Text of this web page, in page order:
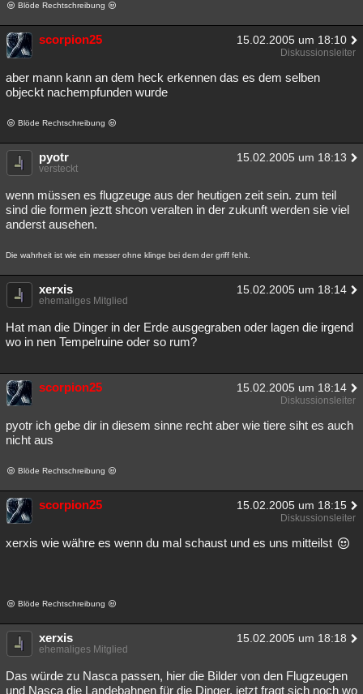
Blöde Rechtschreibung
scorpion25 15.02.2005 um 18:10
Diskussionsleiter
aber mann kann an dem heck erkennen das es dem selben
objeckt nachempfunden wurde
Blöde Rechtschreibung
pyotr 15.02.2005 um 18:13
versteckt
wenn müssen es flugzeuge aus der heutigen zeit sein. zum teil
sind die formen jeztt shcon veralten in der zukunft werden sie viel
anderst ausehen.
Die wahrheit ist wie ein messer ohne klinge bei dem der griff fehlt.
xerxis 15.02.2005 um 18:14
ehemaliges Mitglied
Hat man die Dinger in der Erde ausgegraben oder lagen die irgend
wo in nen Tempelruine oder so rum?
scorpion25 15.02.2005 um 18:14
Diskussionsleiter
pyotr ich gebe dir in diesem sinne recht aber wie tiere siht es auch
nicht aus
Blöde Rechtschreibung
scorpion25 15.02.2005 um 18:15
Diskussionsleiter
xerxis wie währe es wenn du mal schaust und es uns mitteilst
Blöde Rechtschreibung
xerxis 15.02.2005 um 18:18
ehemaliges Mitglied
Das würde zu Nasca passen, hier die Bilder von den Flugzeugen
und Nasca die Landebahnen für die Dinger, jetzt fragt sich noch wo